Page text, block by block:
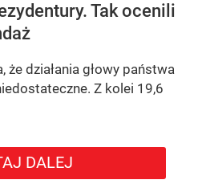
Tak ocenili
działania głowy państwa
Z kolei 19,6
DALEJ